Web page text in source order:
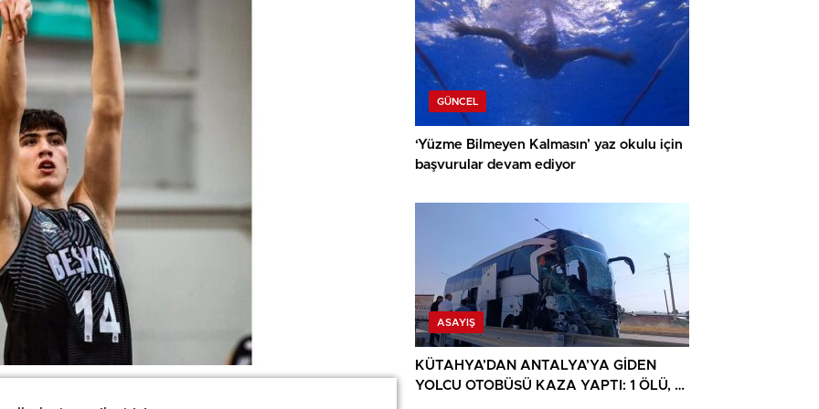
GÜNCEL
‘Yüzme Bilmeyen Kalmasın’ yaz okulu için
başvurular devam ediyor
ASAYIŞ
KÜTAHYA’DAN ANTALYA’YA GİDEN
YOLCU OTOBÜSÜ KAZA YAPTI: 1 ÖLÜ, 15